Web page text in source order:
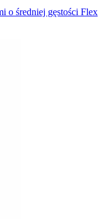
o średniej gęstości Flex